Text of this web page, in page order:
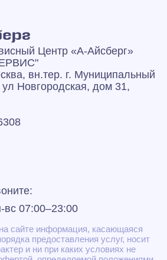
Центр «А‑Айсберг»
вн.тер. г. Муниципальный
Новгородская, дом 31,
07:00–23:00
сайте информация, касающаяся
предоставления услуг, носит
и ни при каких условиях не